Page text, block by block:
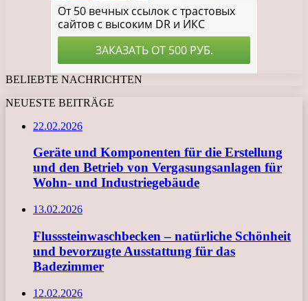
BELIEBTE NACHRICHTEN
NEUESTE BEITRÄGE
22.02.2026
Geräte und Komponenten für die Erstellung
und den Betrieb von Vergasungsanlagen für
Wohn- und Industriegebäude
13.02.2026
Flusssteinwaschbecken – natürliche Schönheit
und bevorzugte Ausstattung für das
Badezimmer
12.02.2026